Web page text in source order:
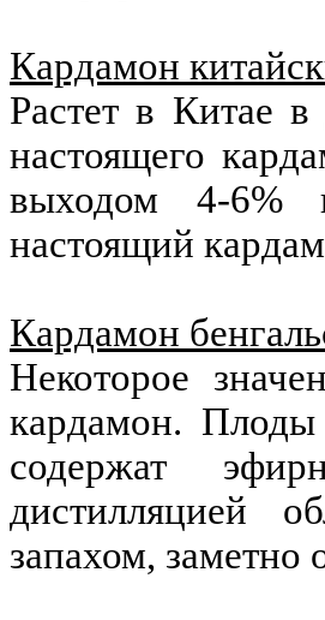
Кардамон
Растет в Китае
настоящего
выходом 4-6%
настоящий
Кардамон
Некоторое
кардамон.
содержат
дистилляцией
запахом, заметно